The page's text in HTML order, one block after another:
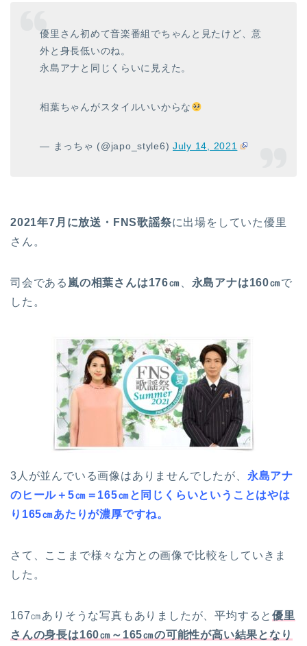
優里さん初めて音楽番組でちゃんと見たけど、意
外と身長低いのね。
永島アナと同じくらいに見えた。
相葉ちゃんがスタイルいいからな
— まっちゃ (@japo_style6)July 14, 2021
2021年7 月に放送・FNS歌謡祭に出場をしていた優里
さん。
司会である 嵐の相葉さんは176㎝ 永島アナは160㎝で
した。
3人が並んでいる画像はありませんでしたが、 永島アナ
のヒール＋5㎝＝165㎝と同じくらいということはやは
り165㎝あたりが濃厚ですね。
さて、ここまで様々な方との画像で比較をしていきま
した。
167㎝ありそうな写真もありましたが、平均すると優里
さんの身長は160㎝～165㎝の可能性が高い結果となり